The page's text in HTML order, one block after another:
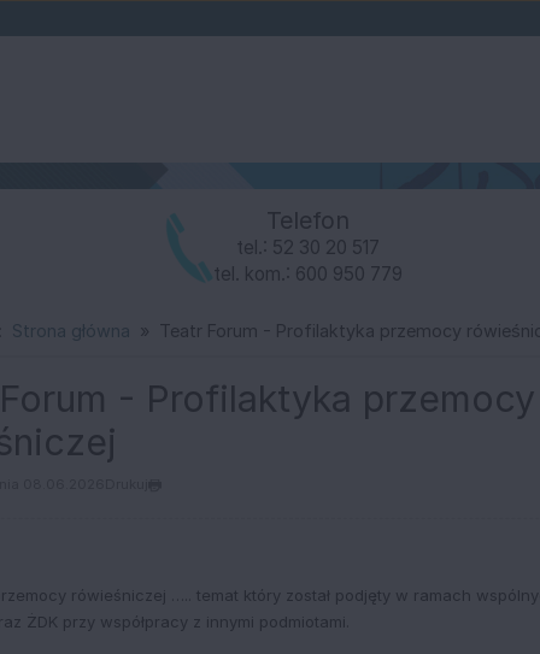
Telefon
tel.: 52 30 20 517
tel. kom.: 600 950 779
Domu Kultury
Strona główna Teatr Forum - Profilaktyka przemocy
- Profilaktyka przemocy
rówieśniczej ….. temat który został podjęty w ramach
ŻDK przy współpracy z innymi podmiotami.